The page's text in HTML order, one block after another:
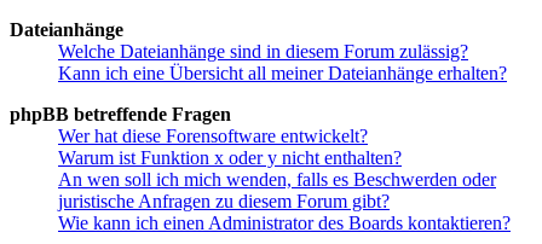
Dateianhänge
Welche Dateianhänge sind in diesem Forum zulässig?
Kann ich eine Übersicht all meiner Dateianhänge erhalten?
phpBB betreffende Fragen
Wer hat diese Forensoftware entwickelt?
Warum ist Funktion x oder y nicht enthalten?
An wen soll ich mich wenden, falls es Beschwerden oder
juristische Anfragen zu diesem Forum gibt?
Wie kann ich einen Administrator des Boards kontaktieren?